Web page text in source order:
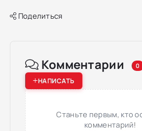
Поделиться
Комментарии 0
НАПИСАТЬ
Станьте первым, кто
комментарий!